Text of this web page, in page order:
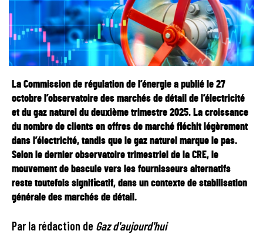
La Commission de régulation de l’énergie a publié le 27
octobre l’observatoire des marchés de détail de l’électricité
et du gaz naturel du deuxième trimestre 2025. La croissance
du nombre de clients en offres de marché fléchit légèrement
dans l’électricité, tandis que le gaz naturel marque le pas.
Selon le dernier observatoire trimestriel de la CRE, le
mouvement de bascule vers les fournisseurs alternatifs
reste toutefois significatif, dans un contexte de stabilisation
générale des marchés de détail.
Par la rédaction de Gaz d'aujourd'hui